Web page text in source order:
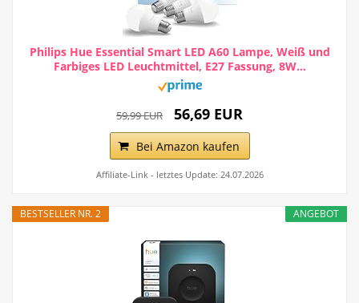
Philips Hue Essential Smart LED A60 Lampe, Weiß und
Farbiges LED Leuchtmittel, E27 Fassung, 8W...
59,99 EUR 56,69 EUR
Bei Amazon kaufen
Affiliate-Link - letztes Update: 24.07.2026
ANGEBOT
BESTSELLER NR. 2